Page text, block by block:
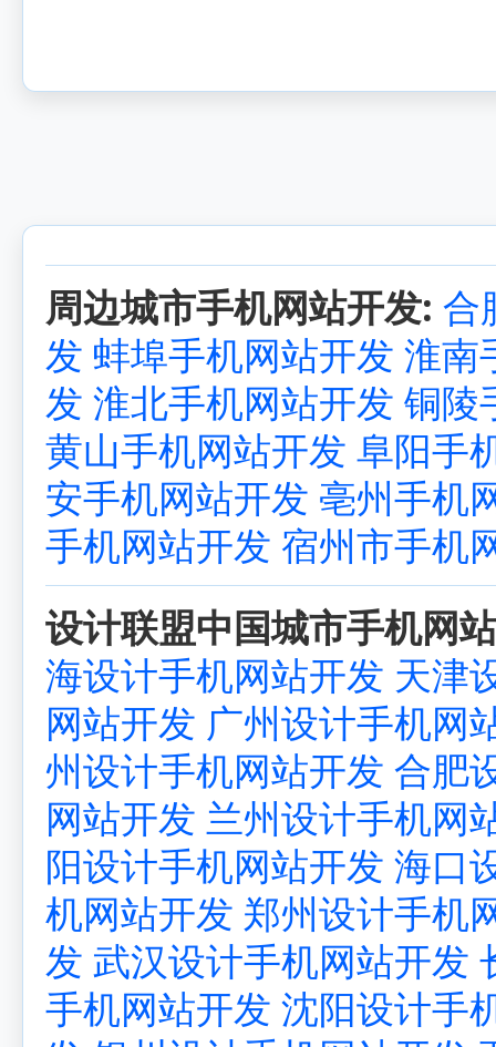
周边城市手机网站开发: 合
发 蚌埠手机网站开发 淮南
发 淮北手机网站开发 铜陵
黄山手机网站开发 阜阳手
安手机网站开发 亳州手机
手机网站开发 宿州市手机
设计联盟中国城市手机网
海设计手机网站开发 天津
网站开发 广州设计手机网
州设计手机网站开发 合肥
网站开发 兰州设计手机网
阳设计手机网站开发 海口
机网站开发 郑州设计手机
发 武汉设计手机网站开发
手机网站开发 沈阳设计手